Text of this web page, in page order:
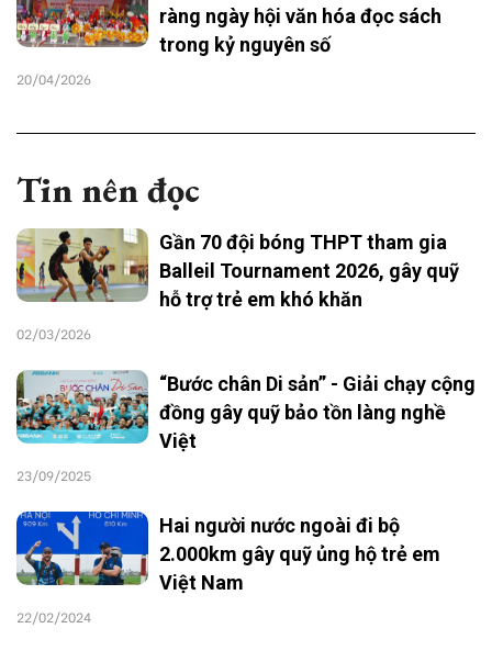
ràng ngày hội văn hóa đọc sách
trong kỷ nguyên số
20/04/2026
Tin nên đọc
Gần 70 đội bóng THPT tham gia
Balleil Tournament 2026, gây quỹ
hỗ trợ trẻ em khó khăn
02/03/2026
“Bước chân Di sản” - Giải chạy cộng
đồng gây quỹ bảo tồn làng nghề
Việt
23/09/2025
Hai người nước ngoài đi bộ
2.000km gây quỹ ủng hộ trẻ em
Việt Nam
22/02/2024